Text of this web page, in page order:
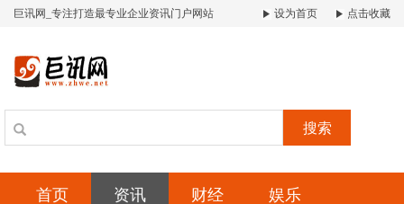
巨讯网_专注打造最专业企业资讯门户网站 设为首页 点击收藏
搜索
首页 资讯 财经 娱乐